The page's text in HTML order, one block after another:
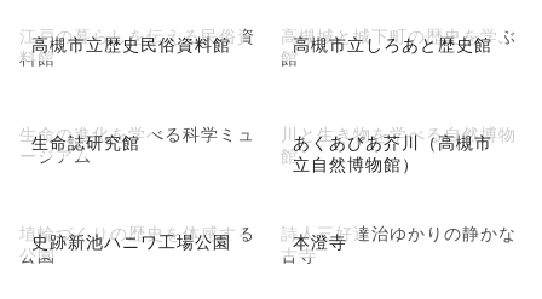
高槻市立歴史民俗資料館
江戸の暮らしを伝える民俗資
料館
高槻市立しろあと歴史館
高槻城と城下町の歴史を学ぶ
館
生命誌研究館
生命の進化を学べる科学ミュ
ージアム
あくあぴあ芥川（高槻市
立自然博物館）
川と生き物を学べる自然博物
館
史跡新池ハニワ工場公園
埴輪づくりの歴史を体感する
公園
本澄寺
詩人三好達治ゆかりの静かな
古寺